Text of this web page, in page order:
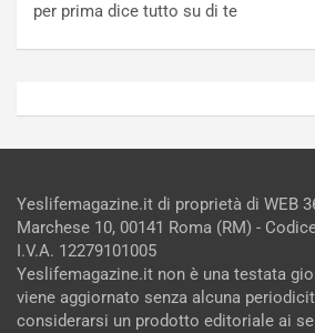
per prima dice tutto su di te
Yeslifemagazine.it di proprietà di WEB
Marchese 10, 00141 Roma (RM) -
I.V.A. 12279101005
Yeslifemagazine.it non è una testata
viene aggiornato senza alcuna
considerarsi un prodotto editoriale ai